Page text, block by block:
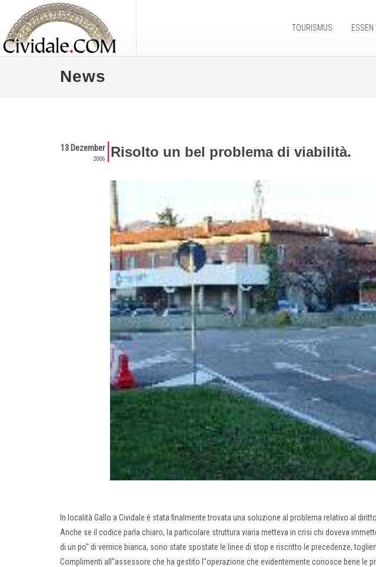
TOURISMUS ESSEN
News
13 Dezember
2006 Risolto un bel problema di viabilità.
In località Gallo a Cividale è stata finalmente trovata una soluzione al problema relativo al
Anche se il codice parla chiaro, la particolare struttura viaria metteva in crisi chi doveva
di un po'' di vernice bianca, sono state spostate le linee di stop e riscritto le precedenze,
Complimenti all''assessore che ha gestito l''operazione che evidentemente conosce bene le